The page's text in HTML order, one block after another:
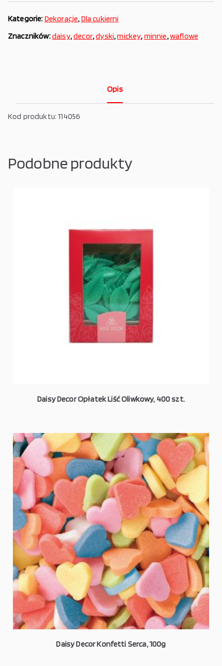
Kategorie: Dekoracje, Dla cukierni
Znaczników:daisy,decor,dyski,mickey, minnie,waflowe
Opis
Kod produktu: 114056
Podobne produkty
Daisy Decor Opłatek Liść Oliwkowy, 400 szt.
Daisy Decor Konfetti Serca, 100g